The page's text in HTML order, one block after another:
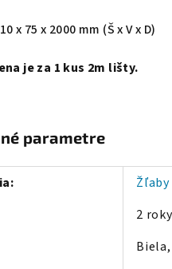
x 75 x 2000 mm (Š x V x D)
je za 1 kus 2m lišty.
parametre
:
2 roky